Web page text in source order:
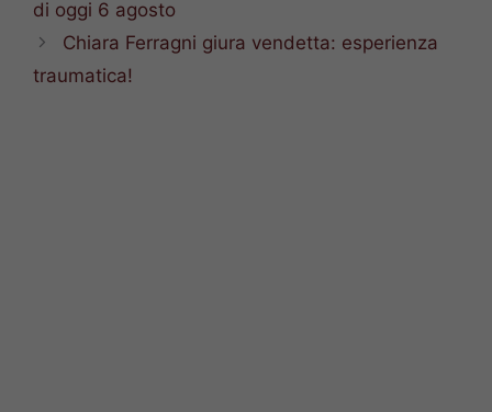
di oggi 6 agosto
Chiara Ferragni giura vendetta: esperienza
traumatica!